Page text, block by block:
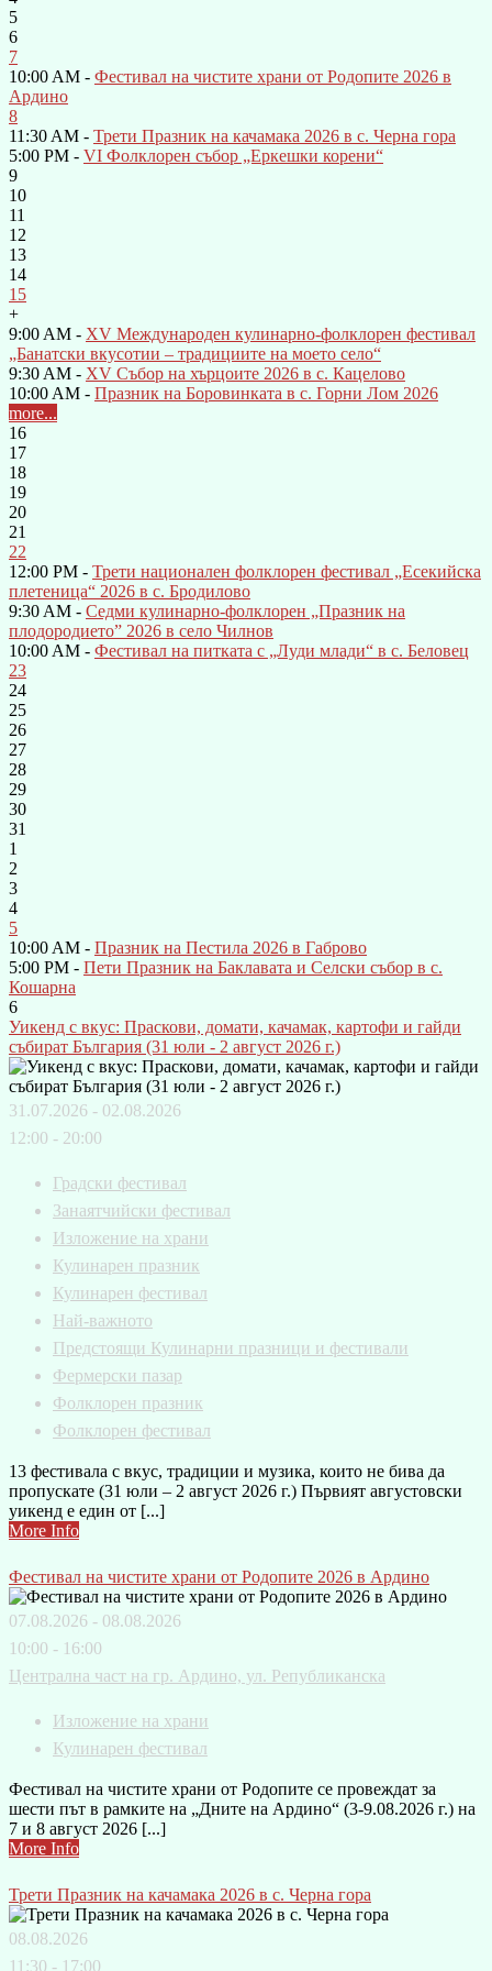
5
6
7
10:00 AM - Фестивал на чистите храни от Родопите 2026 в
Ардино
8
11:30 AM - Трети Празник на качамака 2026 в с. Черна гора
5:00 PM - VI Фолклорен събор „Еркешки корени“
9
10
11
12
13
14
15
+
9:00 AM - XV Международен кулинарно-фолклорен фестивал
„Банатски вкусотии – традициите на моето село“
9:30 AM - XV Събор на хърцоите 2026 в с. Кацелово
10:00 AM - Празник на Боровинката в с. Горни Лом 2026
more...
16
17
18
19
20
21
22
12:00 PM - Трети национален фолклорен фестивал „Есекийска
плетеница“ 2026 в с. Бродилово
9:30 AM - Седми кулинарно-фолклорен „Празник на
плодородието” 2026 в село Чилнов
10:00 AM - Фестивал на питката с „Луди млади“ в с. Беловец
23
24
25
26
27
28
29
30
31
1
2
3
4
5
10:00 AM - Празник на Пестила 2026 в Габрово
5:00 PM - Пети Празник на Баклавата и Селски събор в с.
Кошарна
6
Уикенд с вкус: Праскови, домати, качамак, картофи и гайди
събират България (31 юли - 2 август 2026 г.)
31.07.2026 - 02.08.2026
12:00 - 20:00
Градски фестивал
Занаятчийски фестивал
Изложение на храни
Кулинарен празник
Кулинарен фестивал
Най-важното
Предстоящи Кулинарни празници и фестивали
Фермерски пазар
Фолклорен празник
Фолклорен фестивал
13 фестивала с вкус, традиции и музика, които не бива да
пропускате (31 юли – 2 август 2026 г.) Първият августовски
уикенд е един от [...]
More Info
Фестивал на чистите храни от Родопите 2026 в Ардино
07.08.2026 - 08.08.2026
10:00 - 16:00
Централна част на гр. Ардино, ул. Републиканска
Изложение на храни
Кулинарен фестивал
Фестивал на чистите храни от Родопите се провеждат за
шести път в рамките на „Дните на Ардино“ (3-9.08.2026 г.) на
7 и 8 август 2026 [...]
More Info
Трети Празник на качамака 2026 в с. Черна гора
08.08.2026
11:30 - 17:00